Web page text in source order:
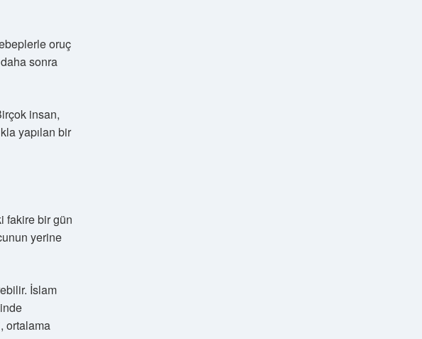
oruç
sonra
insan,
yapılan bir
fakire bir gün
yerine
İslam
ortalama